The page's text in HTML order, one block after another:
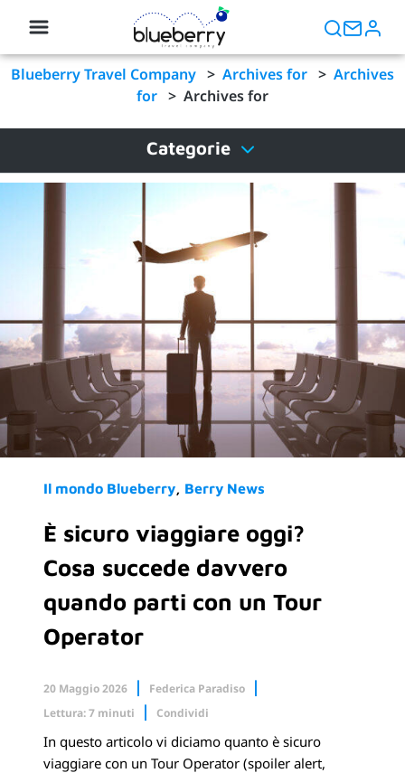
Blueberry Travel Company > Archives for > Archives
for > Archives for
Categorie
Il mondo Blueberry Berry News
È sicuro viaggiare oggi?
Cosa succede davvero
quando parti con un Tour
Operator
20 Maggio 2026
Federica Paradiso
Lettura: 7 minuti
Condividi
Facebook X.com
In questo articolo vi diciamo quanto è sicuro
viaggiare con un Tour Operator (spoiler alert,